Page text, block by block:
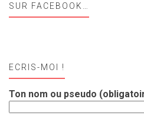
SUR FACEBOOK…
ECRIS-MOI !
Ton nom ou pseudo